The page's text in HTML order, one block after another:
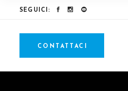
SEGUICI:
CONTATTACI